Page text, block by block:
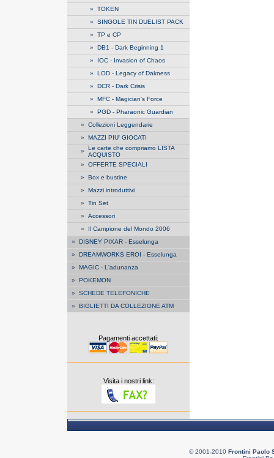
» TOKEN
» SINGOLE TIN DUELIST PACK
» TP e CP
» DB1 - Dark Beginning 1
» IOC - Invasion of Chaos
» LOD - Legacy of Dakness
» DCR - Dark Crisis
» MFC - Magician's Force
» PGD - Pharaonic Guardian
» Collezioni Leggendarie
» MAZZI PIU' GIOCATI
» Le carte che compriamo LISTA
ACQUISTO
» OFFERTE SPECIALI
» Box e bustine
» Mazzi introduttivi
» Tin Set
» Accessori
» Il Campione del Mondo 2006
» DISNEY PIXAR - Esselunga
» DREAMWORKS EROI - Esselunga
» MAGIC - L'adunanza
» POKEMON
» SCHEDE TELEFONICHE
» BIGLIETTI DA COLLEZIONE ATM
Pagamenti accettati:
Visita i nostri link:
© 2001-2010 Frontini Paolo